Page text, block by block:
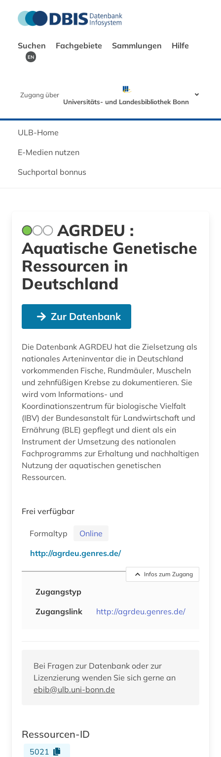
Suchen Fachgebiete Sammlungen Hilfe
EN
Zugang über
Universitäts- und Landesbibliothek Bonn
ULB-Home
E-Medien nutzen
Suchportal bonnus
AGRDEU :
Aquatische Genetische
Ressourcen in
Deutschland
Zur Datenbank
Die Datenbank AGRDEU hat die Zielsetzung als
nationales Arteninventar die in Deutschland
vorkommenden Fische, Rundmäuler, Muscheln
und zehnfüßigen Krebse zu dokumentieren. Sie
wird vom Informations- und
Koordinationszentrum für biologische Vielfalt
(IBV) der Bundesanstalt für Landwirtschaft und
Ernährung (BLE) gepflegt und dient als ein
Instrument der Umsetzung des nationalen
Fachprogramms zur Erhaltung und nachhaltigen
Nutzung der aquatischen genetischen
Ressourcen.
Frei verfügbar
Formaltyp
Online
http://agrdeu.genres.de/
Infos zum Zugang
Zugangstyp
Zugangslink
http://agrdeu.genres.de/
Bei Fragen zur Datenbank oder zur
Lizenzierung wenden Sie sich gerne an
ebib@ulb.uni-bonn.de
Ressourcen-ID
5021